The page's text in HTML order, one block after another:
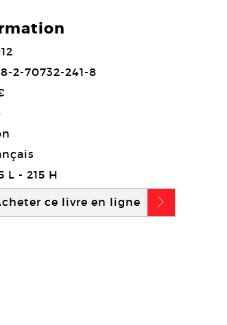
2-70732-241-8
L - 215 H
ce livre en ligne b